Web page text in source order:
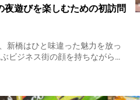
遊びを楽しむための初訪問
新橋はひと味違った魅力を放っ
ビジネス街の顔を持ちながら、
を連ねます。 その光景は、まる